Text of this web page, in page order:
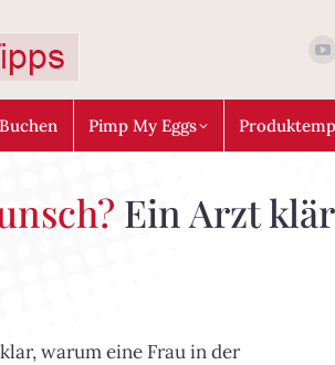
Pimp My Eggs
Ein Arzt
warum eine Frau in der